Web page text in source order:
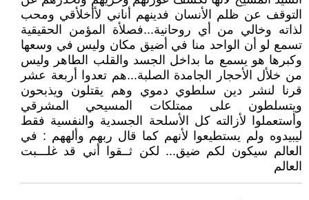
التوقف عن ظلم الأنسان فدينهم أناني لأأخلأقي ومحب
لذاته وخالي من أي روحانية...فصلأة المؤمن الحقيقية
تسمع لو أن الواحد منا في أضيق مكان وليس في وسعها
وكبرها هو يسمع ما بداخل الجسد والقلب الطاهر وليس
من خلأل الأحجار الجامدة الصلبة...هم تعدوا أربعة عشر
قرنا لنشر دين سلطوي دموي وهم يقتلون ويذبحون
ويتسلطون على ممتلكات المسيحي المشرقي
وأستعملوا لأزالته كل الأسلحة الجسدية والنفسية فقط
ليبيدوه ولم يستطيعوا لأنهم كما قال ربهم وألههم : في
العالم سيكون لكم ضيق... لكن ثــقوا أني قد غلـــبت
العالم